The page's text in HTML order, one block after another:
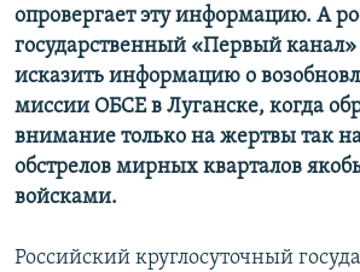
опровергает эту информацию. А
государственный «Первый канал»
исказить информацию о
миссии ОБСЕ в Луганске, когда
внимание только на жертвы так
обстрелов мирных кварталов
войсками.
Российский круглосуточный